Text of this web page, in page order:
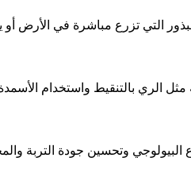
التي تزرع مباشرة في الأرض أو
الري بالتنقيط واستخدام
وتحسين جودة التربة